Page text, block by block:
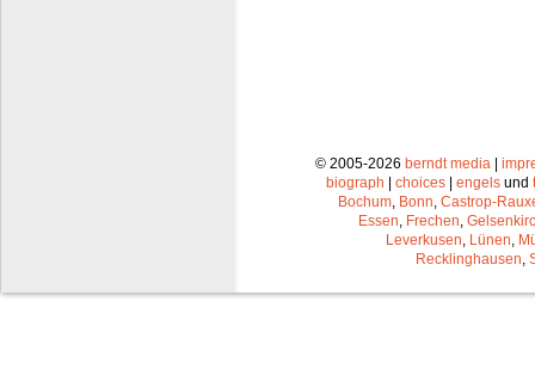
© 2005-2026 berndt media |
biograph | choices | engels und
Bochum Bonn Castrop-
Essen Frechen
Leverkusen Lünen
Recklinghausen